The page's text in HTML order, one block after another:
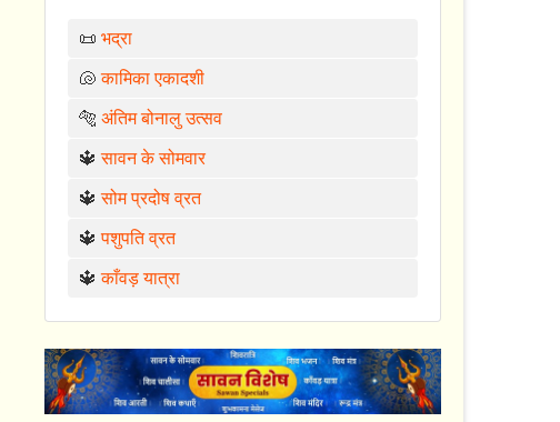
📜भद्रा
🐚कामिका एकादशी
🐅अंतिम बोनालु उत्सव
🔱सावन के सोमवार
🔱सोम प्रदोष व्रत
🔱पशुपति व्रत
🔱काँवड़ यात्रा